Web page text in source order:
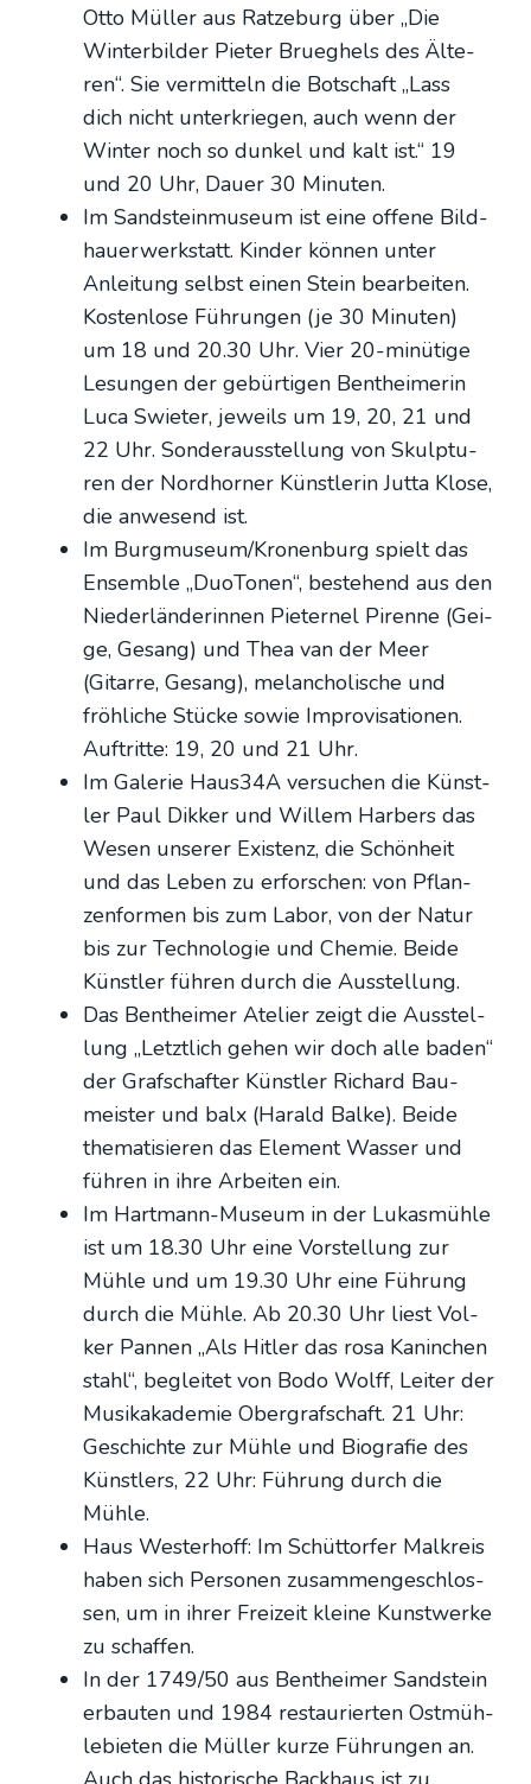
Otto Mül­ler aus Rat­ze­burg über „Die
Win­ter­bil­der Pie­ter Brueg­hels des Älte­
ren“. Sie ver­mit­teln die Bot­schaft „Lass
dich nicht unter­krie­gen, auch wenn der
Win­ter noch so dun­kel und kalt ist.“ 19
und 20 Uhr, Dau­er 30 Minu­ten.
Im Sand­stein­mu­se­um ist eine offe­ne Bild­
hau­er­werk­statt. Kin­der kön­nen unter
Anlei­tung selbst einen Stein bear­bei­ten.
Kos­ten­lo­se Füh­run­gen (je 30 Minu­ten)
um 18 und 20.30 Uhr. Vier 20-minü­ti­ge
Lesun­gen der gebür­ti­gen Bent­hei­me­rin
Luca Swie­ter, jeweils um 19, 20, 21 und
22 Uhr. Son­der­aus­stel­lung von Skulp­tu­
ren der Nord­hor­ner Künst­le­rin Jut­ta Klo­se,
die anwe­send ist.
Im Burgmuseum/Kronenburg spielt das
Ensem­ble „Duo­To­nen“, bestehend aus den
Nie­der­län­de­rin­nen Pie­ter­nel Piren­ne (Gei­
ge, Gesang) und Thea van der Meer
(Gitar­re, Gesang), melan­cho­li­sche und
fröh­li­che Stü­cke sowie Impro­vi­sa­tio­nen.
Auf­trit­te: 19, 20 und 21 Uhr.
Im Gale­rie Haus34A ver­su­chen die Künst­
ler Paul Dik­ker und Wil­lem Har­bers das
Wesen unse­rer Exis­tenz, die Schön­heit
und das Leben zu erfor­schen: von Pflan­
zen­for­men bis zum Labor, von der Natur
bis zur Tech­no­lo­gie und Che­mie. Bei­de
Künst­ler füh­ren durch die Aus­stel­lung.
Das Bent­hei­mer Ate­lier zeigt die Aus­stel­
lung „Letzt­lich gehen wir doch alle baden“
der Graf­schaf­ter Künst­ler Richard Bau­
meis­ter und balx (Harald Bal­ke). Bei­de
the­ma­ti­sie­ren das Ele­ment Was­ser und
füh­ren in ihre Arbei­ten ein.
Im Hart­mann-Muse­um in der Lukas­müh­le
ist um 18.30 Uhr eine Vor­stel­lung zur
Müh­le und um 19.30 Uhr eine Füh­rung
durch die Müh­le. Ab 20.30 Uhr liest Vol­
ker Pan­nen „Als Hit­ler das rosa Kanin­chen
stahl“, beglei­tet von Bodo Wolff, Lei­ter der
Musik­aka­de­mie Ober­graf­schaft. 21 Uhr:
Geschich­te zur Müh­le und Bio­gra­fie des
Künst­lers, 22 Uhr: Füh­rung durch die
Müh­le.
Haus Wes­ter­hoff: Im Schüt­tor­fer Mal­kreis
haben sich Per­so­nen zusam­men­ge­schlos­
sen, um in ihrer Frei­zeit klei­ne Kunst­wer­ke
zu schaf­fen.
In der 1749/50 aus Bent­hei­mer Sand­stein
erbau­ten und 1984 restau­rier­ten Ost­müh­
le­bie­ten die Mül­ler kur­ze Füh­run­gen an.